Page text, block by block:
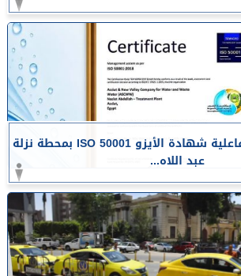
مياه أسيوط تجدد فاعلية شهادة الأيزو ISO 50001 بمحطة نزلة
عبد اللاه...